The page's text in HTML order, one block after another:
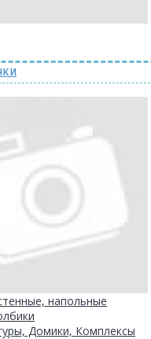
напольные
Домики, Комплексы